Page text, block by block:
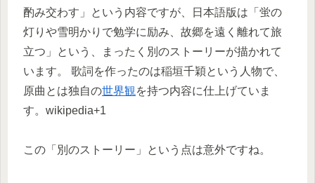
酌み交わす」という内容ですが、日本語版は「蛍の
灯りや雪明かりで勉学に励み、故郷を遠く離れて旅
立つ」という、まったく別のストーリーが描かれて
います。 歌詞を作ったのは稲垣千穎という人物で、
原曲とは独自の世界観を持つ内容に仕上げていま
す。wikipedia+1
この「別のストーリー」という点は意外ですね。